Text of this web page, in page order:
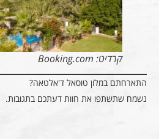
קרדיט: Booking.com
התארחתם במלון טוסאל ד'אלטאה?
נשמח שתשתפו את חוות דעתכם בתגובות.